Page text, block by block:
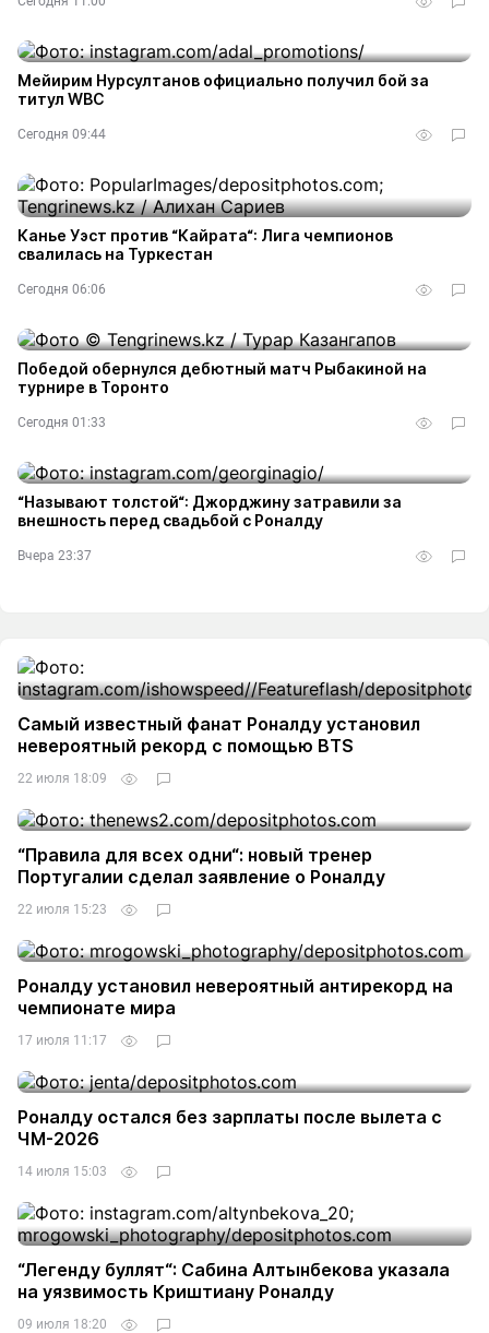
Мейирим Нурсултанов официально получил бой за
титул WBC
Сегодня 09:44
Канье Уэст против “Кайрата“: Лига чемпионов
свалилась на Туркестан
Сегодня 06:06
Победой обернулся дебютный матч Рыбакиной на
турнире в Торонто
Сегодня 01:33
“Называют толстой“: Джорджину затравили за
внешность перед свадьбой с Роналду
Вчера 23:37
Самый известный фанат Роналду установил
невероятный рекорд с помощью BTS
22 июля 18:09
“Правила для всех одни“: новый тренер
Португалии сделал заявление о Роналду
22 июля 15:23
Роналду установил невероятный антирекорд на
чемпионате мира
17 июля 11:17
Роналду остался без зарплаты после вылета с
ЧМ-2026
14 июля 15:03
“Легенду буллят“: Сабина Алтынбекова указала
на уязвимость Криштиану Роналду
09 июля 18:20